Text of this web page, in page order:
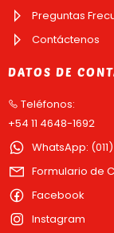
Preguntas
Contáctenos
DATOS DE
Teléfonos:
+54 11 4648-1692
WhatsApp:
Formulario de
Facebook
Instagram